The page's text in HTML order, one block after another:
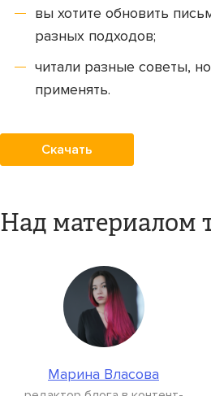
вы хотите обновить
разных подходов;
читали разные советы,
применять.
Скачать
Над материалом
Марина Власова